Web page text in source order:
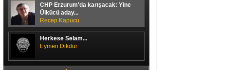
CHP Erzurum'da karışacak: Yine
Ülkücü aday...
Recep Kapucu
Herkese Selam...
Eymen Dikdur